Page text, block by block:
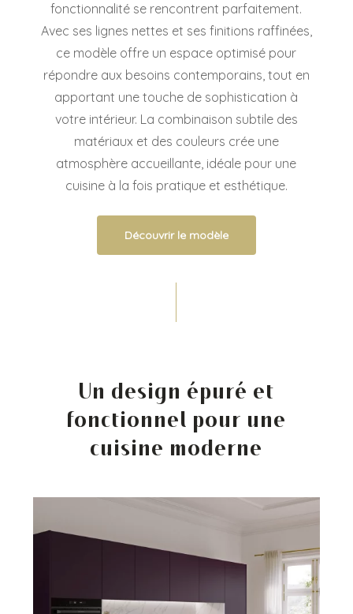
fonctionnalité se rencontrent parfaitement.
Avec ses lignes nettes et ses finitions raffinées,
ce modèle offre un espace optimisé pour
répondre aux besoins contemporains, tout en
apportant une touche de sophistication à
votre intérieur. La combinaison subtile des
matériaux et des couleurs crée une
atmosphère accueillante, idéale pour une
cuisine à la fois pratique et esthétique.
Découvrir le modèle
Un design épuré et
fonctionnel pour une
cuisine moderne